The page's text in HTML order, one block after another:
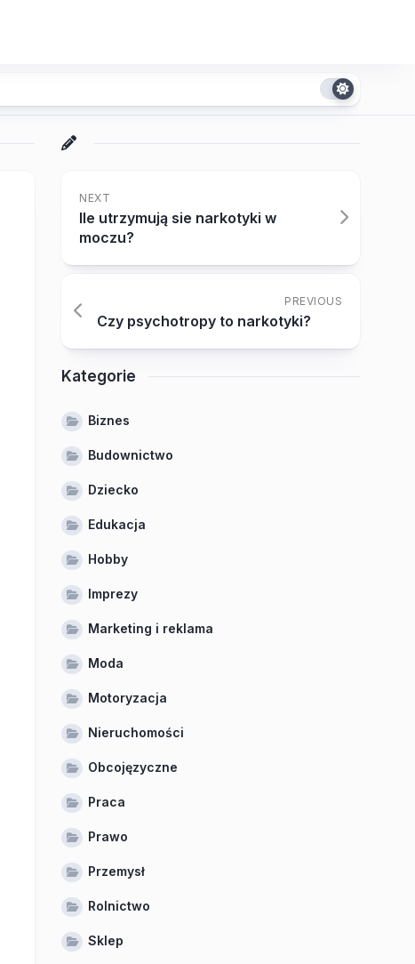
NEXT
Ile utrzymują sie narkotyki w
moczu?
PREVIOUS
Czy psychotropy to narkotyki?
Kategorie
Biznes
Budownictwo
Dziecko
Edukacja
Hobby
Imprezy
Marketing i reklama
Moda
Motoryzacja
Nieruchomości
Obcojęzyczne
Praca
Prawo
Przemysł
Rolnictwo
Sklep